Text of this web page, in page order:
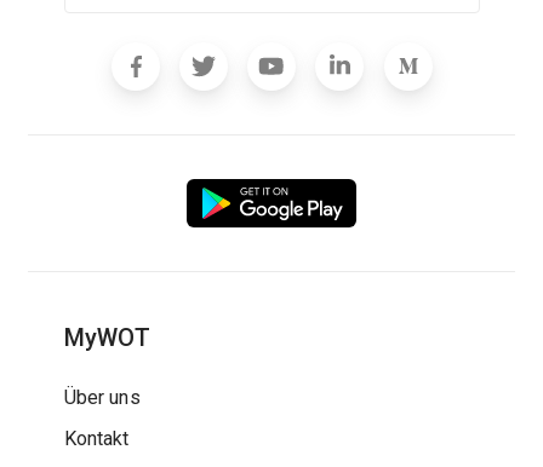
MyWOT
Über uns
Kontakt